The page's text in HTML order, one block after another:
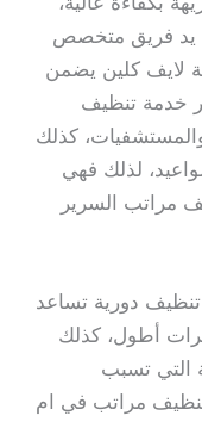
يد فريق متخصص
لايف كلين يضمن
خدمة تنظيف
كذلك
لذلك فهي
مراتب السرير
دورية تساعد
أطول، كذلك
التي تسبب
مراتب في ام